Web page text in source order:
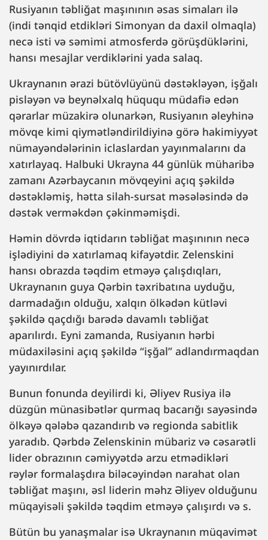
Rusiyanın təbliğat maşınının əsas simaları ilə
(indi tənqid etdikləri Simonyan da daxil olmaqla)
necə isti və səmimi atmosferdə görüşdüklərini,
hansı mesajlar verdiklərini yada salaq.
Ukraynanın ərazi bütövlüyünü dəstəkləyən, işğalı
pisləyən və beynəlxalq hüququ müdafiə edən
qərarlar müzakirə olunarkən, Rusiyanın əleyhinə
mövqe kimi qiymətləndirildiyinə görə hakimiyyət
nümayəndələrinin iclaslardan yayınmalarını da
xatırlayaq. Halbuki Ukrayna 44 günlük müharibə
zamanı Azərbaycanın mövqeyini açıq şəkildə
dəstəkləmiş, hətta silah-sursat məsələsində də
dəstək verməkdən çəkinməmişdi.
Həmin dövrdə iqtidarın təbliğat maşınının necə
işlədiyini də xatırlamaq kifayətdir. Zelenskini
hansı obrazda təqdim etməyə çalışdıqları,
Ukraynanın guya Qərbin təxribatına uyduğu,
darmadağın olduğu, xalqın ölkədən kütləvi
şəkildə qaçdığı barədə davamlı təbliğat
aparılırdı. Eyni zamanda, Rusiyanın hərbi
müdaxiləsini açıq şəkildə “işğal” adlandırmaqdan
yayınırdılar.
Bunun fonunda deyilirdi ki, Əliyev Rusiya ilə
düzgün münasibətlər qurmaq bacarığı sayəsində
ölkəyə qələbə qazandırıb və regionda sabitlik
yaradıb. Qərbdə Zelenskinin mübariz və cəsarətli
lider obrazının cəmiyyətdə arzu etmədikləri
rəylər formalaşdıra biləcəyindən narahat olan
təbliğat maşını, əsl liderin məhz Əliyev olduğunu
müqayisəli şəkildə təqdim etməyə çalışırdı və s.
Bütün bu yanaşmalar isə Ukraynanın müqavimət